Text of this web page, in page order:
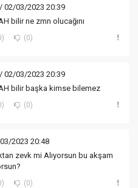
/ 02/03/2023 20:39
bilir ne zmn olucağını
(0)
/ 02/03/2023 20:39
bilir başka kimse bilemez
(0)
2023 20:48
zevk mi Alıyorsun bu akşam
(0)